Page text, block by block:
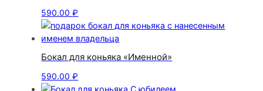
590.00₽
Бокал для коньяка «Именной»
590.00₽